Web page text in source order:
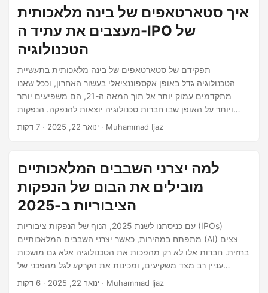
השלכות המס, ושיטות עבודה מומלצות עבור מייסדים השואפים
להנפקה מוצלחת.
איך סטארטאפים של בינה מלאכותית
מעצבים את עתיד ה-IPO של
הטכנולוגיה
תפקידם של סטארטאפים של בינה מלאכותית בתעשיית
הטכנולוגיה גדל באופן אקספוננציאלי בעשור האחרון, וככל שאנו
מתקדמים עמוק יותר אל תוך המאה ה-21, הם משפיעים יותר
ויותר על האופן שבו חברות טכנולוגיה יוצאות להנפקה. הנפקות
ציבוריות מסורתיות בתחום הטכנולוגיה היו נשלטות במשך זמן רב
סטארטאפים אלה של בינה מלאכותית מעצבים מחדש את נוף ה-
IPO של הטכנולוגיה, החל ממודלי ההערכה שלהם ועד לגישות
העסקיות שלהם, והשפעתם רק תמשיך לגדול ככל שהטכנולוגיה של
בינה מלאכותית מתקדמת.
ינואר 22, 2025 · 7 דקות · Muhammad Ijaz
למה יצרני השבבים המלאכותיים
מובילים את הבום של הנפקות
הציבוריות ב-2025
עם כניסתנו לשנת 2025, הנוף של הנפקות ציבוריות (IPOs)
מתפתח במהירות, כאשר יצרני השבבים המלאכותיים (AI) צצים
בחזית. חברות אלו לא רק מהפכות את הטכנולוגיה אלא גם מושכות
עניין רב מצד משקיעים, ומכינות את הקרקע לגל מהפכני של
הנפקות ציבוריות. בפוסט זה, נחקור את הכוחות המניעים מאחורי
ינואר 22, 2025 · 6 דקות · Muhammad Ijaz